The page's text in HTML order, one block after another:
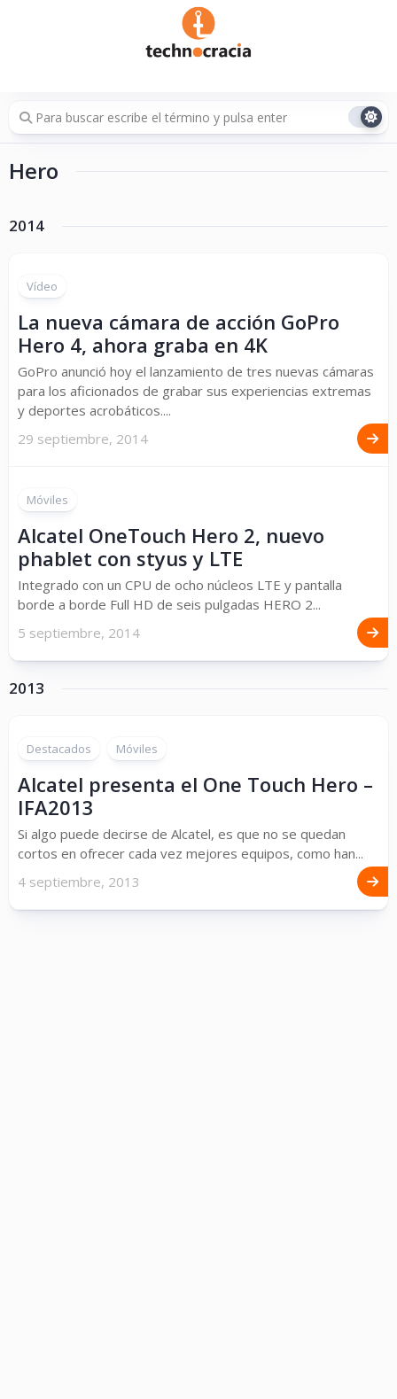
Hero
2014
Vídeo
La nueva cámara de acción GoPro
Hero 4, ahora graba en 4K
GoPro anunció hoy el lanzamiento de tres nuevas cámaras
para los aficionados de grabar sus experiencias extremas
y deportes acrobáticos....
29 septiembre, 2014
Móviles
Alcatel OneTouch Hero 2, nuevo
phablet con styus y LTE
Integrado con un CPU de ocho núcleos LTE y pantalla
borde a borde Full HD de seis pulgadas HERO 2...
5 septiembre, 2014
2013
Destacados Móviles
Alcatel presenta el One Touch Hero –
IFA2013
Si algo puede decirse de Alcatel, es que no se quedan
cortos en ofrecer cada vez mejores equipos, como han...
4 septiembre, 2013